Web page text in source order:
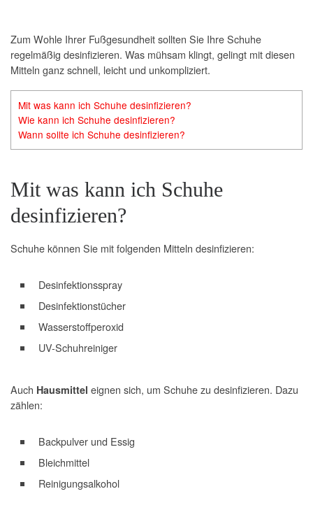
Zum Wohle Ihrer Fußgesundheit sollten Sie Ihre Schuhe
regelmäßig desinfizieren. Was mühsam klingt, gelingt mit diesen
Mitteln ganz schnell, leicht und unkompliziert.
Mit was kann ich Schuhe desinfizieren?
Wie kann ich Schuhe desinfizieren?
Wann sollte ich Schuhe desinfizieren?
Mit was kann ich Schuhe
desinfizieren?
Schuhe können Sie mit folgenden Mitteln desinfizieren:
Desinfektionsspray
Desinfektionstücher
Wasserstoffperoxid
UV-Schuhreiniger
Auch Hausmittel eignen sich, um Schuhe zu desinfizieren. Dazu
zählen:
Backpulver und Essig
Bleichmittel
Reinigungsalkohol